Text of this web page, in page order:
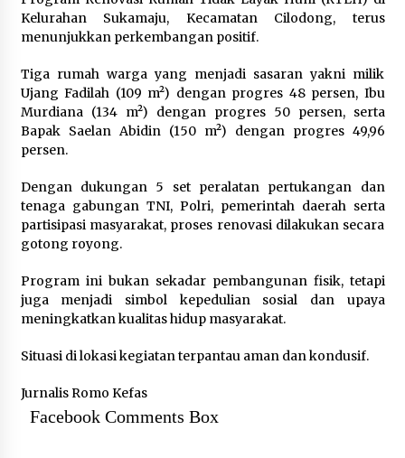
Kelurahan Sukamaju, Kecamatan Cilodong, terus
menunjukkan perkembangan positif.
Tiga rumah warga yang menjadi sasaran yakni milik
Ujang Fadilah (109 m²) dengan progres 48 persen, Ibu
Murdiana (134 m²) dengan progres 50 persen, serta
Bapak Saelan Abidin (150 m²) dengan progres 49,96
persen.
Dengan dukungan 5 set peralatan pertukangan dan
tenaga gabungan TNI, Polri, pemerintah daerah serta
partisipasi masyarakat, proses renovasi dilakukan secara
gotong royong.
Program ini bukan sekadar pembangunan fisik, tetapi
juga menjadi simbol kepedulian sosial dan upaya
meningkatkan kualitas hidup masyarakat.
Situasi di lokasi kegiatan terpantau aman dan kondusif.
Jurnalis Romo Kefas
Facebook Comments Box